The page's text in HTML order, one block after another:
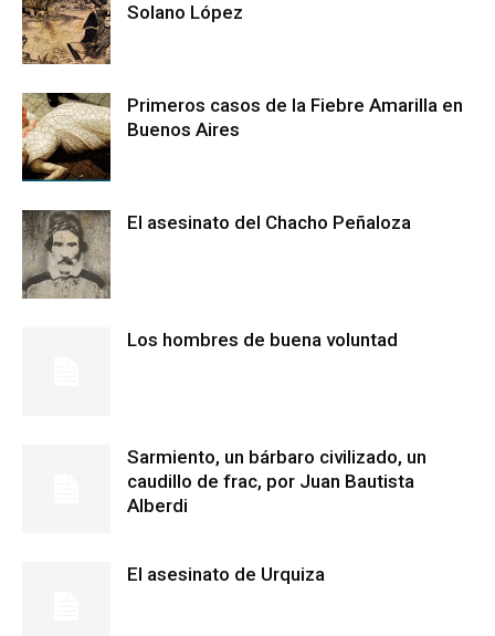
Solano López
Primeros casos de la Fiebre Amarilla en
Buenos Aires
El asesinato del Chacho Peñaloza
Los hombres de buena voluntad
Sarmiento, un bárbaro civilizado, un
caudillo de frac, por Juan Bautista
Alberdi
El asesinato de Urquiza